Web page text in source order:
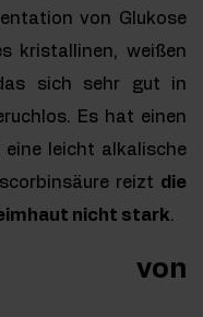
von Glukose
kristallinen, weißen
sich sehr gut in
Es hat einen
eine leicht alkalische
reizt die
nicht stark.
von